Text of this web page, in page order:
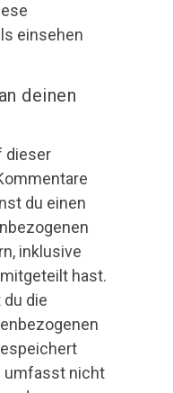
einsehen
deinen
dieser
du einen
inklusive
hast.
du die
umfasst nicht